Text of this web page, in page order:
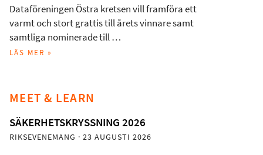
Dataföreningen Östra kretsen vill framföra ett
varmt och stort grattis till årets vinnare samt
samtliga nominerade till …
LÄS MER »
MEET & LEARN
SÄKERHETSKRYSSNING 2026
RIKSEVENEMANG · 23 AUGUSTI 2026